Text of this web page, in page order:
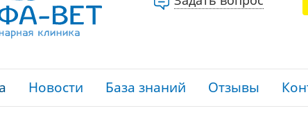
Новости База знаний Отзывы